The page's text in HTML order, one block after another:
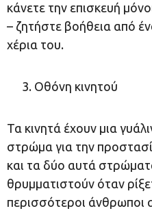
κάνετε την επισκευή
– ζητήστε βοήθεια από
χέρια του.
Οθόνη κινητού
Τα κινητά έχουν μια
στρώμα για την
και τα δύο αυτά
θρυμματιστούν όταν
περισσότεροι άνθρωποι